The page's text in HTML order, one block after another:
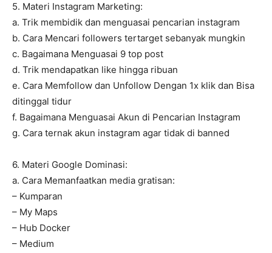
5. Materi Instagram Marketing:
a. Trik membidik dan menguasai pencarian instagram
b. Cara Mencari followers tertarget sebanyak mungkin
c. Bagaimana Menguasai 9 top post
d. Trik mendapatkan like hingga ribuan
e. Cara Memfollow dan Unfollow Dengan 1x klik dan Bisa
ditinggal tidur
f. Bagaimana Menguasai Akun di Pencarian Instagram
g. Cara ternak akun instagram agar tidak di banned
6. Materi Google Dominasi:
a. Cara Memanfaatkan media gratisan:
– Kumparan
– My Maps
– Hub Docker
– Medium